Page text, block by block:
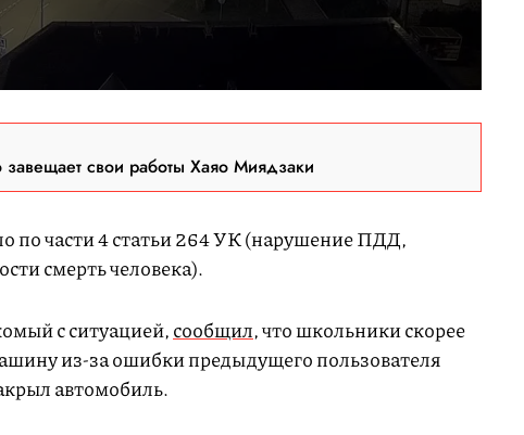
свои работы Хаяо Миядзаки
по части 4 статьи 264 УК (нарушение ПДД,
смерть человека).
с ситуацией,сообщил, что школьники скорее
из-за ошибки предыдущего пользователя
автомобиль.